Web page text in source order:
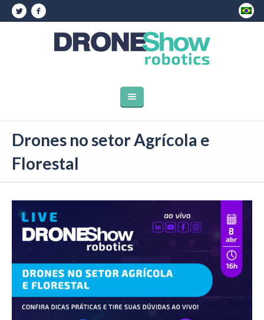
Drones no setor Agrícola e
Florestal